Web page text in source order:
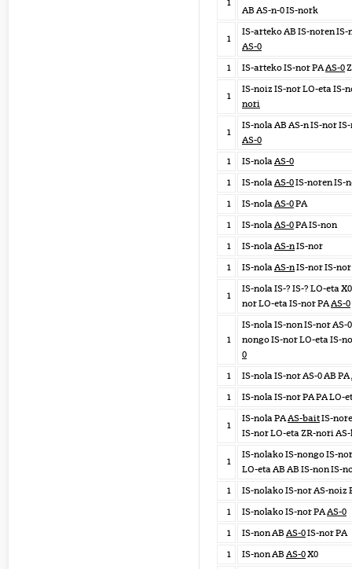
1
AB AS-n-0 IS-nork
1
IS-arteko AB IS-noren IS-
AS-0
1
IS-arteko IS-nor PAAS-0
1
IS-noiz IS-nor LO-eta IS-
nori
1
IS-nola AB AS-n IS-nor
AS-0
1
IS-nolaAS-0
1
IS-nolaAS-0IS-noren IS-
1
IS-nolaAS-0PA
1
IS-nolaAS-0PA IS-non
1
IS-nolaAS-nIS-nor
1
IS-nolaAS-nIS-nor IS-
1
IS-nola IS-? IS-? LO-eta
nor LO-eta IS-nor PAAS-0
1
IS-nola IS-non IS-nor AS-
nongo IS-nor LO-eta IS-
0
1
IS-nola IS-nor AS-0 AB PA
1
IS-nola IS-nor PA PA LO-
1
IS-nola PAAS-baitIS-
IS-nor LO-eta ZR-nori
1
IS-nolako IS-nongo IS-
LO-eta AB AB IS-non IS-
1
IS-nolako IS-nor AS-noiz
1
IS-nolako IS-nor PAAS-0
1
IS-non AB AS-0IS-nor PA
1
IS-non AB AS-0X0